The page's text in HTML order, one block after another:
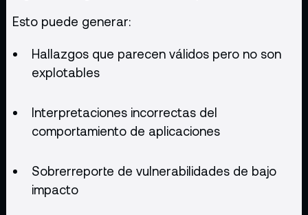
Esto puede generar:
Hallazgos que parecen válidos pero no son
explotables
Interpretaciones incorrectas del
comportamiento de aplicaciones
Sobrerreporte de vulnerabilidades de bajo
impacto